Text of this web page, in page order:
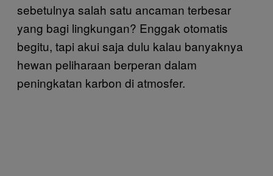
sebetulnya salah satu ancaman terbesar
yang bagi lingkungan? Enggak otomatis
begitu, tapi akui saja dulu kalau banyaknya
hewan peliharaan berperan dalam
peningkatan karbon di atmosfer.